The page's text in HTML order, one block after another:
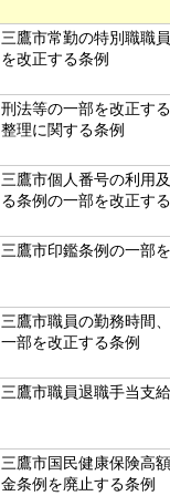
三鷹市常勤の特別職職
を改正する条例
刑法等の一部を改正す
整理に関する条例
三鷹市個人番号の利用
る条例の一部を改正す
三鷹市印鑑条例の一部
三鷹市職員の勤務時間
一部を改正する条例
三鷹市職員退職手当支
三鷹市国民健康保険高
金条例を廃止する条例